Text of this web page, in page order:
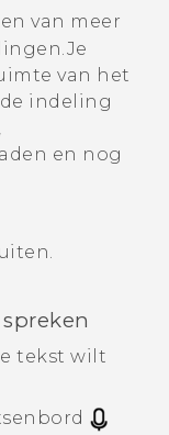
van meer
Je
van het
indeling
en nog
tekst wilt